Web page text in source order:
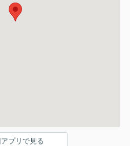
プリで見る